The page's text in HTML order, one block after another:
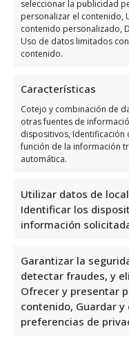
seleccionar la publicidad
personalizar el contenido,
contenido personalizado,
Uso de datos limitados
contenido.
Características
Cotejo y combinación de
otras fuentes de
dispositivos, Identificación
función de la información
automática.
Utilizar datos de
Identificar los
información
Garantizar la
detectar fraudes, y
Ofrecer y presentar
contenido, Guardar y
preferencias de
Lunes
Martes
Miércoles
Jueves
Viernes
Sábado
extra
El Taller de Arte
C. Arzobispo, 3,
España, es una